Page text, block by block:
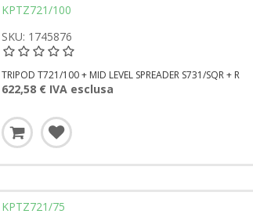
KPTZ721/100
SKU: 1745876
TRIPOD T721/100 + MID LEVEL SPREADER S731/SQR + R
622,58 € IVA esclusa
KPTZ721/75